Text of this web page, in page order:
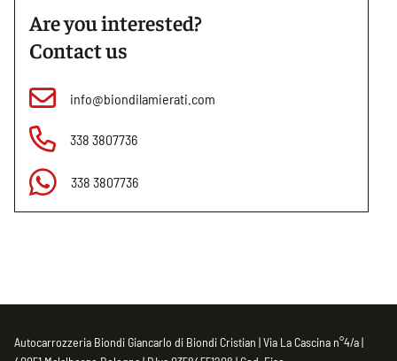
Are you interested?
Contact us
info@biondilamierati.com
338 3807736
338 3807736
Autocarrozzeria Biondi Giancarlo di Biondi Cristian | Via La Cascina n°4/a |